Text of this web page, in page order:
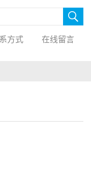
方式 在线留言